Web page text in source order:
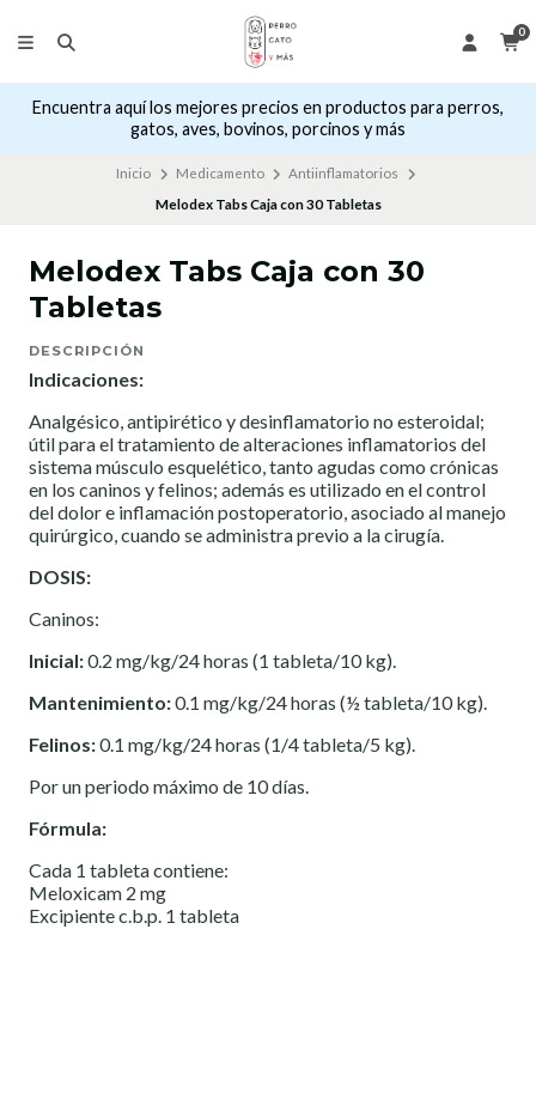
0
Encuentra aquí los mejores precios en productos para perros,
gatos, aves, bovinos, porcinos y más
Inicio Medicamento
Antiinflamatorios
Melodex Tabs Caja con 30 Tabletas
Melodex Tabs Caja con 30
Tabletas
DESCRIPCIÓN
Indicaciones:
Analgésico, antipirético y desinflamatorio no esteroidal;
útil para el tratamiento de alteraciones inflamatorios del
sistema músculo esquelético, tanto agudas como crónicas
en los caninos y felinos; además es utilizado en el control
del dolor e inflamación postoperatorio, asociado al manejo
quirúrgico, cuando se administra previo a la cirugía.
DOSIS:
Caninos:
Inicial:0.2 mg/kg/24 horas (1 tableta/10 kg).
Mantenimiento:0.1 mg/kg/24 horas (½ tableta/10 kg).
Felinos:0.1 mg/kg/24 horas (1/4 tableta/5 kg).
Por un periodo máximo de 10 días.
Fórmula:
Cada 1 tableta contiene:
Meloxicam 2 mg
Excipiente c.b.p. 1 tableta